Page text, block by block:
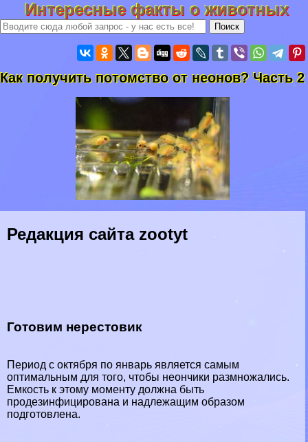
Интересные факты о животных
Как получить потомство от неонов? Часть 2
Редакция сайта zootyt
Готовим нерестовик
Период с октября по январь является самым
оптимальным для того, чтобы неончики размножались.
Емкость к этому моменту должна быть
продезинфицирована и надлежащим образом
подготовлена.